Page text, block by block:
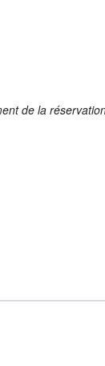
de la